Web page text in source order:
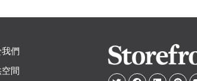
們
間